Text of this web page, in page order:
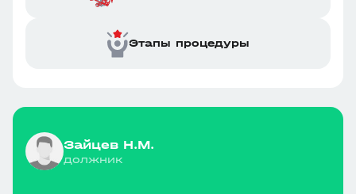
Этапы процедуры
Зайцев Н.М.
должник